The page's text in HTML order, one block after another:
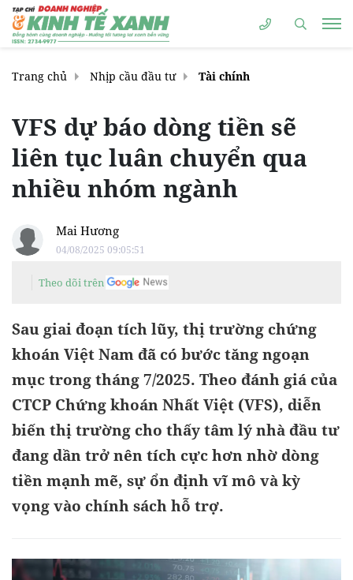
Trang chủ Nhịp cầu đầu tư Tài chính
VFS dự báo dòng tiền sẽ
liên tục luân chuyển qua
nhiều nhóm ngành
Mai Hương
04/08/2025 09:05:51
Theo dõi trên
Sau giai đoạn tích lũy, thị trường chứng
khoán Việt Nam đã có bước tăng ngoạn
mục trong tháng 7/2025. Theo đánh giá của
CTCP Chứng khoán Nhất Việt (VFS), diễn
biến thị trường cho thấy tâm lý nhà đầu tư
đang dần trở nên tích cực hơn nhờ dòng
tiền mạnh mẽ, sự ổn định vĩ mô và kỳ
vọng vào chính sách hỗ trợ.